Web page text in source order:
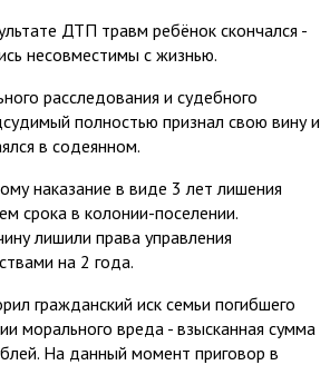
ДТП травм ребёнок скончался -
несовместимы с жизнью.
расследования и судебного
полностью признал свою вину и
в содеянном.
наказание в виде 3 лет лишения
срока в колонии-поселении.
лишили права управления
на 2 года.
гражданский иск семьи погибшего
морального вреда - взысканная сумма
На данный момент приговор в